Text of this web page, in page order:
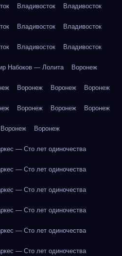
Владивосток Владивосток
Владивосток Владивосток
Владивосток Владивосток
Набоков — Лолита Воронеж
Воронеж Воронеж Воронеж
Воронеж Воронеж Воронеж
Воронеж Воронеж
— Сто лет одиночества
— Сто лет одиночества
— Сто лет одиночества
— Сто лет одиночества
— Сто лет одиночества
— Сто лет одиночества